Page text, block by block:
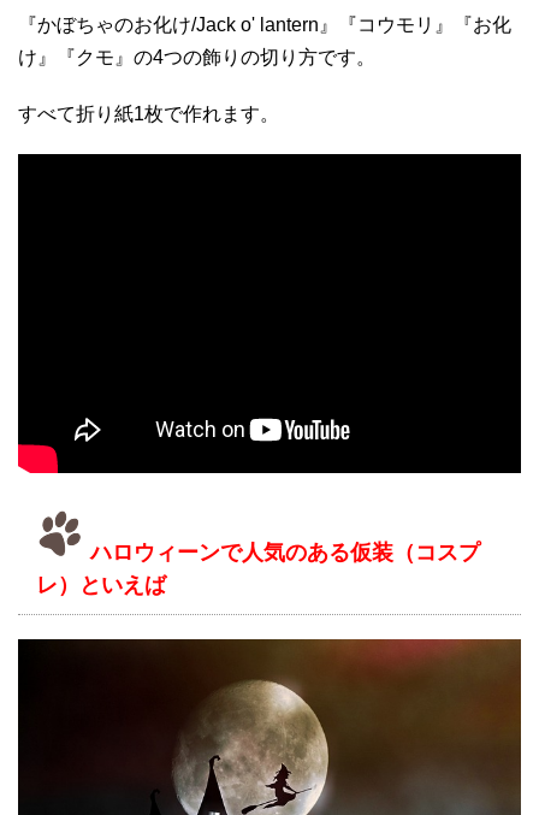
『かぼちゃのお化け/Jack o' lantern』『コウモリ』『お化
け』『クモ』の4つの飾りの切り方です。
すべて折り紙1枚で作れます。
ハロウィーンで人気のある仮装（コスプ
レ）といえば